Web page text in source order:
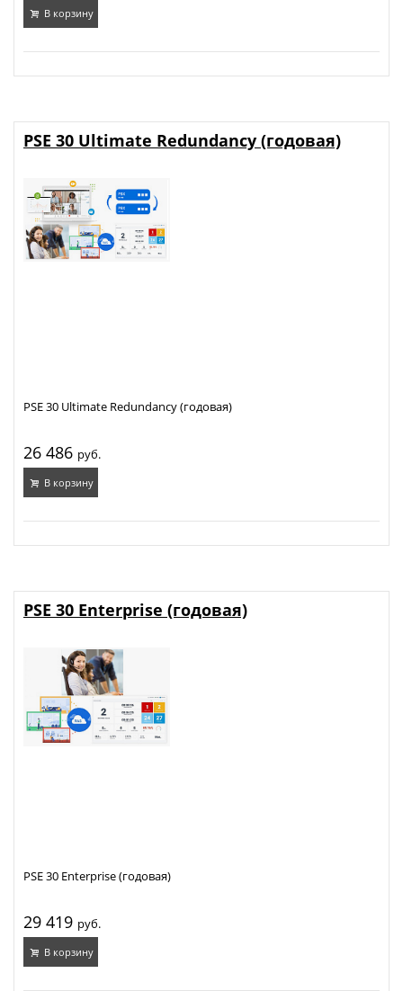
В корзину
26 486 руб.
В корзину
PSE 30 Ultimate Redundancy (годовая)
PSE 30 Ultimate Redundancy (годовая)
29 419 руб.
В корзину
PSE 30 Enterprise (годовая)
PSE 30 Enterprise (годовая)